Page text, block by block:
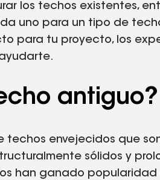
los techos existentes,
uno para un tipo de
para tu proyecto, los
antiguo?
techos envejecidos que
sólidos y
han ganado popularidad